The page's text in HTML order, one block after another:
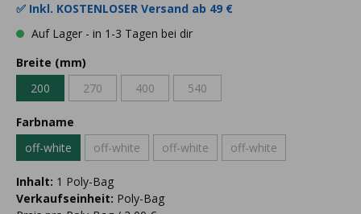
✅ Inkl. KOSTENLOSER Versand ab 49 €
Auf Lager - in 1-3 Tagen bei dir
Breite (mm)
200
270 400 540
Farbname
off-white
off-white off-white off-white
Inhalt: 1 Poly-Bag
Verkaufseinheit: Poly-Bag